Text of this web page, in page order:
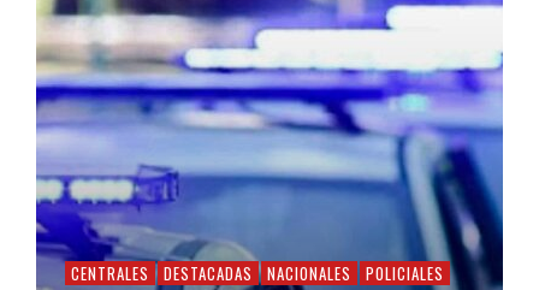
CENTRALES DESTACADAS NACIONALES POLICIALES